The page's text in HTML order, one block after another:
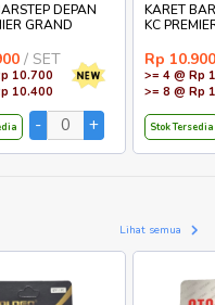
DEPAN
GRAND
/ SET
10.700
10.400
KARET
KC
Rp 10.900
>= 4 @ Rp
>= 8 @ Rp
Stok Tersedia
Lihat semua